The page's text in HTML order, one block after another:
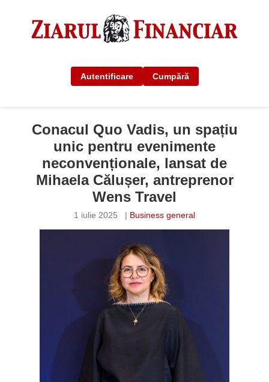
Autentificare Cumpără
Conacul Quo Vadis, un spațiu
unic pentru evenimente
neconvenționale, lansat de
Mihaela Călușer, antreprenor
Wens Travel
1 iulie 2025 | Business general